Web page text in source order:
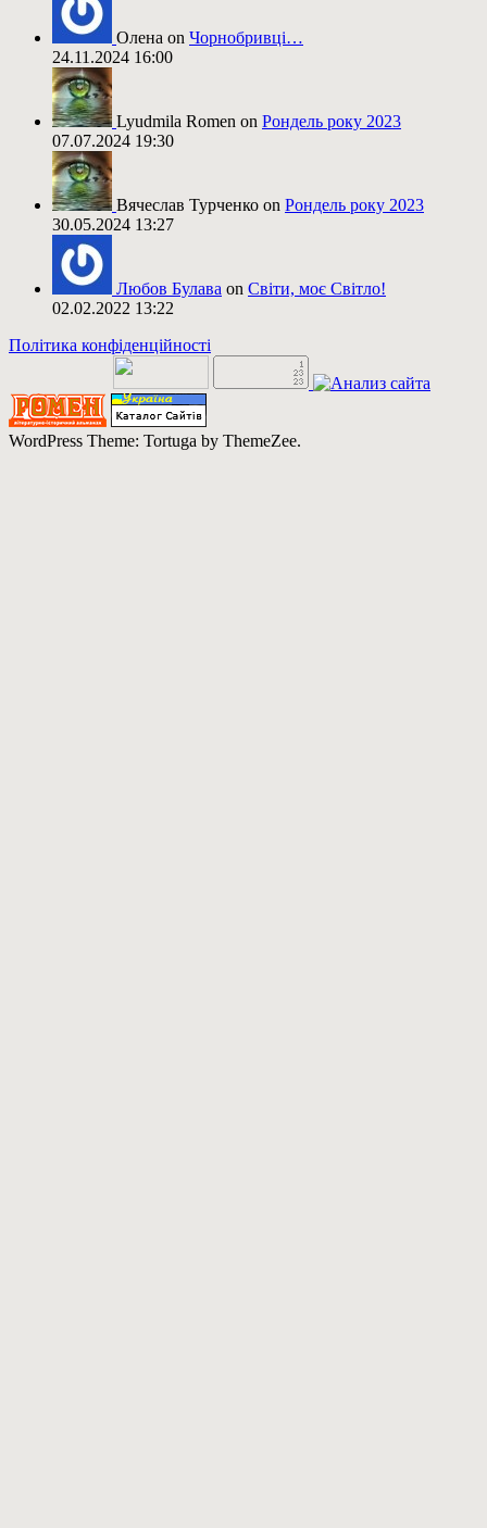
Олена on Чорнобривці…
24.11.2024 16:00
Lyudmila Romen on Рондель року 2023
07.07.2024 19:30
Вячеслав Турченко on Рондель року 2023
30.05.2024 13:27
Любов Булава on Світи, моє Світло!
02.02.2022 13:22
Політика конфіденційності
WordPress Theme: Tortuga by ThemeZee.